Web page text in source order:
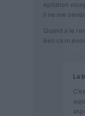
epilation
Il ne me
Quand a le
Ben ca m
La